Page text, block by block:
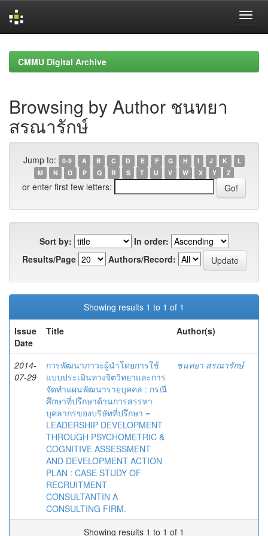
navigationCMMU Digital Archive
Browsing by Author ชนทยา
สรณารักษ์
Jump to: 0-9 A B C D E F G H I J K
L
M
N O P Q R S T U V W X Y Z
or enter first few letters:
Sort by:
In order:
Results/Page
Authors/Record:
Showing results 1 to 1 of 1
Issue
Date
Title Author(s)
2014-
07-29
การพัฒนาภาวะผู้นำโดยการใช้
แบบประเมินทางจิตวิทยาและการ
จัดทำแผนพัฒนารายบุคคล : กรณี
ศึกษาที่ปรึกษาด้านการสรรหา
บุคลากรของบริษัทที่ปรึกษา =
LEADERSHIP DEVELOPMENT
THROUGH PSYCHOMETRIC &
COGNITIVE ASSESSMENT
AND DEVELOPMENT ACTION
PLAN : CASE STUDY OF
RECRUITMENT
CONSULTANTIN A
CONSULTING FIRM.
ชนทยา สรณารักษ์
Showing results 1 to 1 of 1